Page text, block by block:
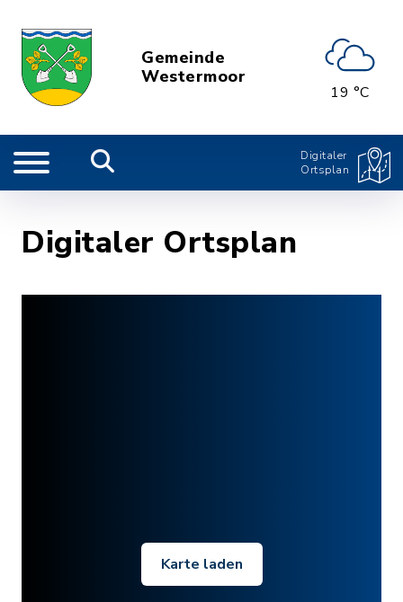
Gemeinde
Westermoor
19 °C
Digitaler
Ortsplan
Digitaler Ortsplan
Karte laden